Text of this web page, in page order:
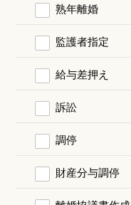
熟年離婚
監護者指定
給与差押え
訴訟
調停
財産分与調停